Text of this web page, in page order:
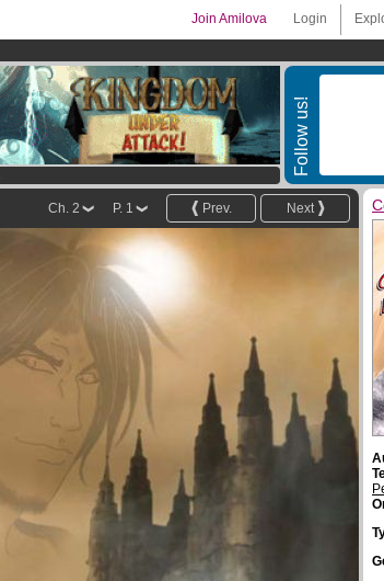
Login
Join Amilova
Follow us!
Next
Prev.
P. 1
Ch. 2